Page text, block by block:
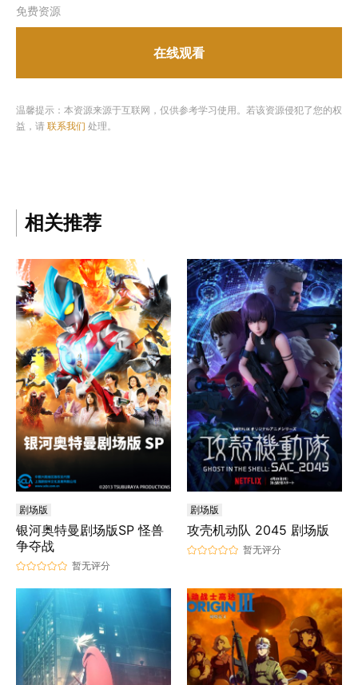
免费资源
在线观看
温馨提示：本资源来源于互联网，仅供参考学习使用。若该资源侵犯了您的权
益，请 联系我们 处理。
相关推荐
剧场版
银河奥特曼剧场版SP 怪兽
争夺战
暂无评分
剧场版
攻壳机动队 2045 剧场版
暂无评分